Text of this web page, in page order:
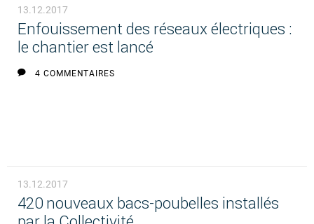
13.12.2017
Enfouissement des réseaux électriques :
le chantier est lancé
4 COMMENTAIRES
13.12.2017
420 nouveaux bacs-poubelles installés